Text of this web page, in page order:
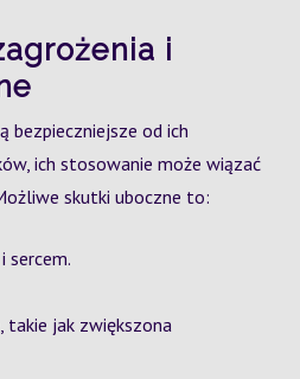
i
bezpieczniejsze od ich
ich stosowanie może wiązać
skutki uboczne to:
sercem.
takie jak zwiększona